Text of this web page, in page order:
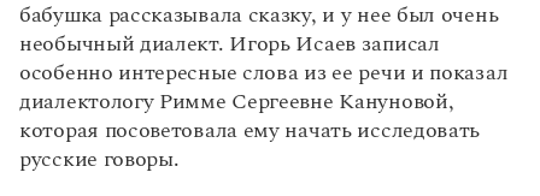
Монологи
Интервью
Лекции и подкасты
Рекомендуем
Учебник Грамоты
бабушка рассказывала сказку, и у нее был очень
необычный диалект. Игорь Исаев записал
особенно интересные слова из ее речи и показал
диалектологу Римме Сергеевне Кануновой,
которая посоветовала ему начать исследовать
русские говоры.